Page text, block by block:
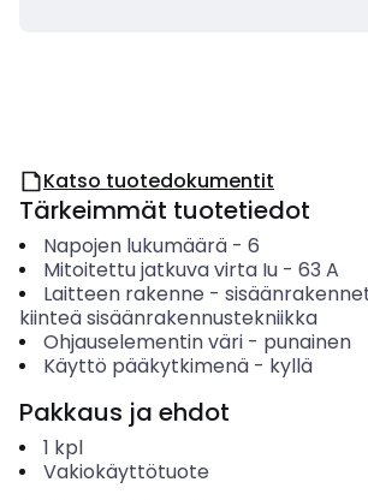
Katso tuotedokumentit
Tärkeimmät tuotetiedot
Napojen lukumäärä- 6
Mitoitettu jatkuva virta Iu- 63 A
Laitteen rakenne -
kiinteä sisäänrakennustekniikka
Ohjauselementin väri- punainen
Käyttö pääkytkimenä- kyllä
Pakkaus ja ehdot
1 kpl
Vakiokäyttötuote